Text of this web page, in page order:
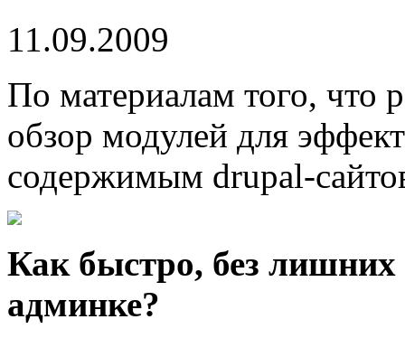
11.09.2009
По материалам того, что
обзор модулей для
содержимым drupal-
Как быстро, без
админке?